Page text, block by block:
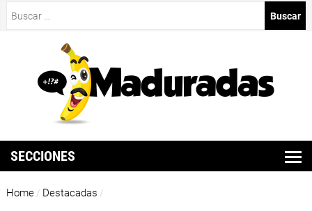
SECCIONES
Home / Destacadas /